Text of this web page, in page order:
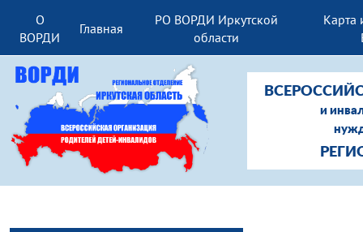
О
ВОРДИ
Главная
РО ВОРДИ Иркутской
области
Карта
и